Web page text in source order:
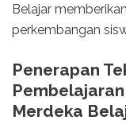
Belajar
perkembangan
Penerapan
Merdeka